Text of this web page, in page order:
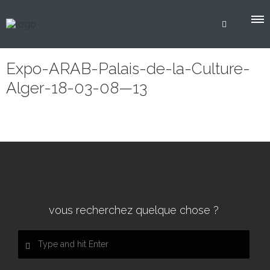
Expo-ARAB-Palais-de-la-Culture-
Alger-18-03-08—13
vous recherchez quelque chose ?